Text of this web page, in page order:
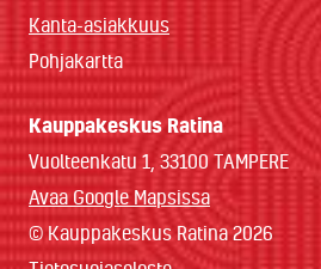
Kanta-asiakkuus
Pohjakartta
Kauppakeskus Ratina
Vuolteenkatu 1, 33100 TAMPERE
Avaa Google Mapsissa
© Kauppakeskus Ratina 2026